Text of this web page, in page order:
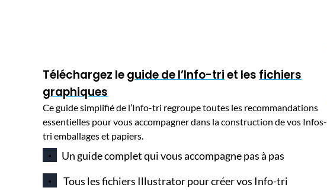
Téléchargez leguide de l’Info-triet les fichiers
graphiques
Ce guide simplifié de l’Info-tri regroupe toutes les recommandations
essentielles pour vous accompagner dans la construction de vos Infos-
tri emballages et papiers.
Un guide complet qui vous accompagnepas à pas
Tous les fichiers Illustrator pour créer vos Info-tri